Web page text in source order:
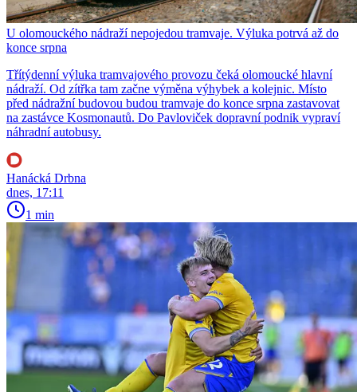
U olomouckého nádraží nepojedou tramvaje. Výluka potrvá až do
konce srpna
Třítýdenní výluka tramvajového provozu čeká olomoucké hlavní
nádraží. Od zítřka tam začne výměna výhybek a kolejnic. Místo
před nádražní budovou budou tramvaje do konce srpna zastavovat
na zastávce Kosmonautů. Do Pavloviček dopravní podnik vypraví
náhradní autobusy.
Hanácká Drbna
dnes, 17:11
1 min